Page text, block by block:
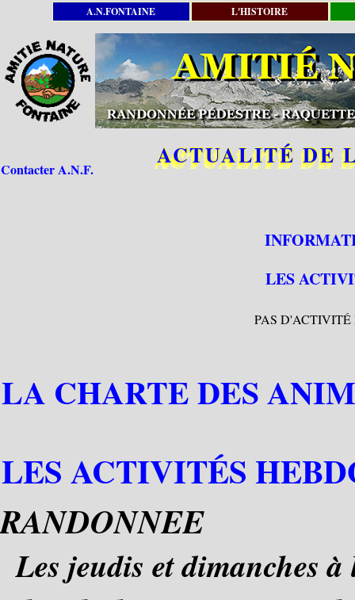
A.N.FONTAINE L'HISTOIRE
Contacter A.N.F. ACTUALITÉ DE
LES
PAS
LA CHARTE DES
LES ACTIVITÉS
RANDONNEE
Les jeudis et dimanches